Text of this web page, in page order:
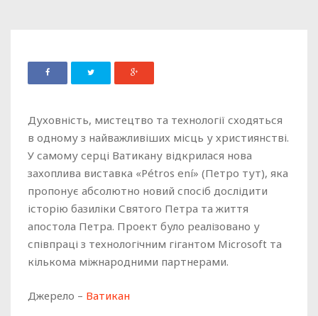
Духовність, мистецтво та технології сходяться
в одному з найважливіших місць у християнстві.
У самому серці Ватикану відкрилася нова
захоплива виставка «Pétros ení» (Петро тут), яка
пропонує абсолютно новий спосіб дослідити
історію базиліки Святого Петра та життя
апостола Петра. Проект було реалізовано у
співпраці з технологічним гігантом Microsoft та
кількома міжнародними партнерами.
Джерело – Ватикан